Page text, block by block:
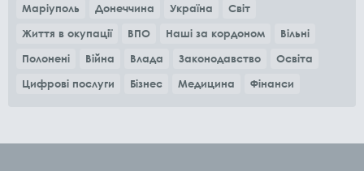
Маріуполь Донеччина Україна
Світ
Життя в окупації
ВПО Наші за кордоном
Вільні
Полонені
Війна Влада Законодавство
Освіта
Цифрові послуги
Бізнес Медицина Фінанси